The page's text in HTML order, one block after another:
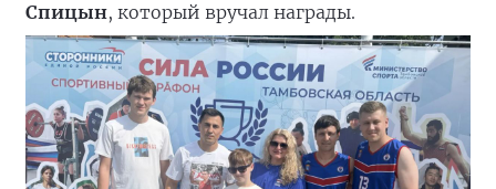
Спицын, который вручал награды.